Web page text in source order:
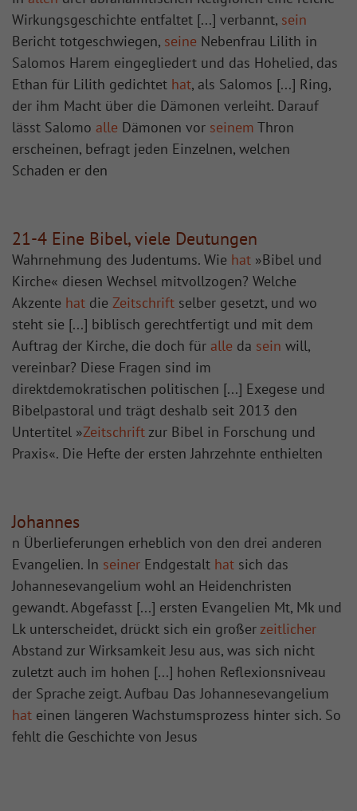
Wirkungsgeschichte entfaltet [...] verbannt, sein
Bericht totgeschwiegen, seine Nebenfrau Lilith in
Salomos Harem eingegliedert und das Hohelied, das
Ethan für Lilith gedichtet hat, als Salomos [...] Ring,
der ihm Macht über die Dämonen verleiht. Darauf
lässt Salomo alle Dämonen vor seinem Thron
erscheinen, befragt jeden Einzelnen, welchen
Schaden er den
21-4 Eine Bibel, viele Deutungen
Wahrnehmung des Judentums. Wie hat »Bibel und
Kirche« diesen Wechsel mitvollzogen? Welche
Akzente hat die Zeitschrift selber gesetzt, und wo
steht sie [...] biblisch gerechtfertigt und mit dem
Auftrag der Kirche, die doch für alle da sein will,
vereinbar? Diese Fragen sind im
direktdemokratischen politischen [...] Exegese und
Bibelpastoral und trägt deshalb seit 2013 den
Untertitel »Zeitschrift zur Bibel in Forschung und
Praxis«. Die Hefte der ersten Jahrzehnte enthielten
Johannes
n Überlieferungen erheblich von den drei anderen
Evangelien. In seiner Endgestalt hat sich das
Johannesevangelium wohl an Heidenchristen
gewandt. Abgefasst [...] ersten Evangelien Mt, Mk und
Lk unterscheidet, drückt sich ein großer zeitlicher
Abstand zur Wirksamkeit Jesu aus, was sich nicht
zuletzt auch im hohen [...] hohen Reflexionsniveau
der Sprache zeigt. Aufbau Das Johannesevangelium
hat einen längeren Wachstumsprozess hinter sich. So
fehlt die Geschichte von Jesus